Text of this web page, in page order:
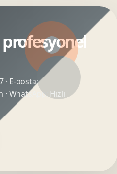
· E-posta:
· WhatsApp: Hızlı